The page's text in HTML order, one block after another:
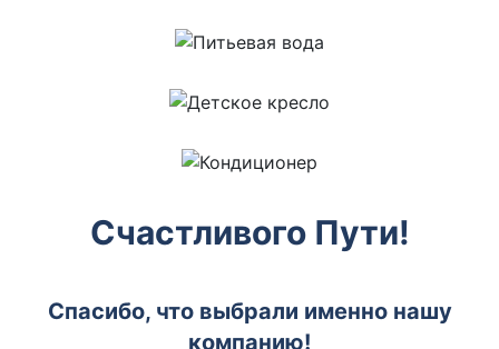
Счастливого Пути!
Спасибо, что выбрали именно нашу
компанию!